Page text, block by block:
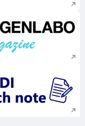
新規ウィンドウで
新規ウィンドウで